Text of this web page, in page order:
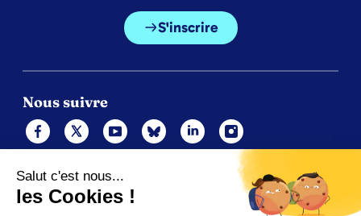
S'inscrire
Nous suivre
Mentions légales